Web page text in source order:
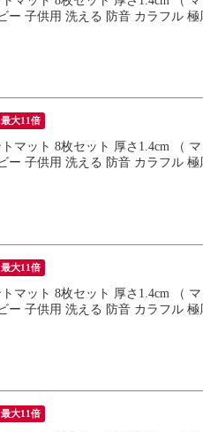
ー 子供用 洗える 防音 カラフル 極
大11倍
マット 8枚セット 厚さ1.4cm （
ー 子供用 洗える 防音 カラフル 極
大11倍
マット 8枚セット 厚さ1.4cm （
ー 子供用 洗える 防音 カラフル 極
大11倍